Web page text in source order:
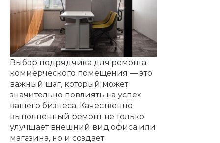
Выбор подрядчика для ремонта
коммерческого помещения — это
важный шаг, который может
значительно повлиять на успех
вашего бизнеса. Качественно
выполненный ремонт не только
улучшает внешний вид офиса или
магазина, но и создает